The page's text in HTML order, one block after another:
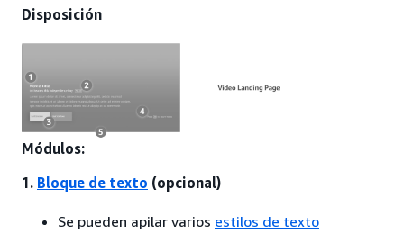
Disposición
Módulos:
1. Bloque de texto (opcional)
Se pueden apilar varios estilos de texto